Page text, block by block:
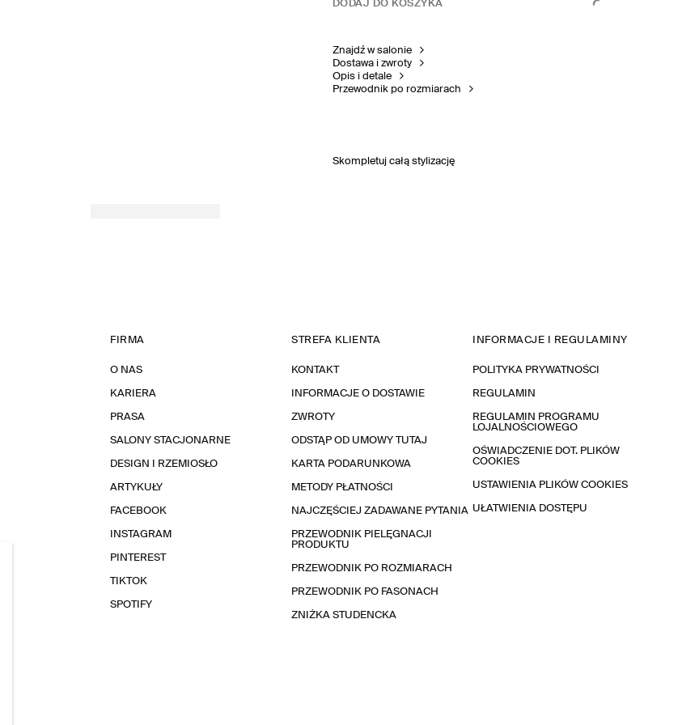
DODAJ DO KOSZYKA
Znajdź w salonie
Dostawa i zwroty
Opis i detale
Przewodnik po rozmiarach
Skompletuj całą stylizację
FIRMA
O NAS
KARIERA
PRASA
SALONY STACJONARNE
DESIGN I RZEMIOSŁO
ARTYKUŁY
FACEBOOK
INSTAGRAM
PINTEREST
TIKTOK
SPOTIFY
STREFA KLIENTA
KONTAKT
INFORMACJE O DOSTAWIE
ZWROTY
ODSTĄP OD UMOWY TUTAJ
KARTA PODARUNKOWA
METODY PŁATNOŚCI
NAJCZĘŚCIEJ ZADAWANE PYTANIA
PRZEWODNIK PIELĘGNACJI
PRODUKTU
PRZEWODNIK PO ROZMIARACH
PRZEWODNIK PO FASONACH
ZNIŻKA STUDENCKA
INFORMACJE I REGULAMINY
POLITYKA PRYWATNOŚCI
REGULAMIN
REGULAMIN PROGRAMU
LOJALNOŚCIOWEGO
OŚWIADCZENIE DOT. PLIKÓW
COOKIES
USTAWIENIA PLIKÓW COOKIES
UŁATWIENIA DOSTĘPU